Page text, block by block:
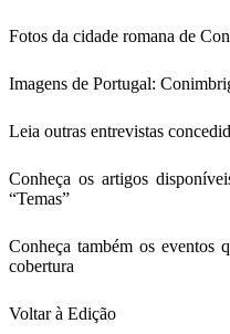
Fotos da cidade romana de
Imagens de Portugal:
Leia outras entrevistas
Conheça os artigos
“Temas”
Conheça também os eventos
cobertura
Voltar à Edição